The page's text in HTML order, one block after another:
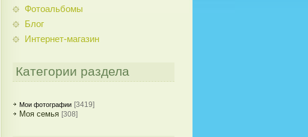
Фотоальбомы
Блог
Интернет-магазин
Категории раздела
Мои фотографии [3419]
Моя семья [308]